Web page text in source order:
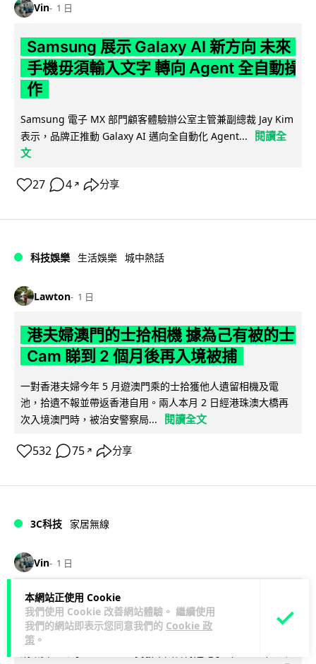
本網站正使用 Cookie
我們使用 Cookie 改善網站體驗。 繼續使用
我們的網站即表示您同意我們的 Cookie 政
策 。
Vin 1 日
Samsung 展示 Galaxy AI 新方向 未來
手機毋須輸入文字 轉向 Agent 全自動操
作
Samsung 電子 MX 部門顧客體驗辦公室主管兼副總裁 Jay Kim
表示，品牌正推動 Galaxy AI 邁向全自動化 Agent...
閱讀全
文
27 4 ↗ 分享
科技娛樂 生活娛樂 城中熱話
Lawton 1 日
港夫婦澳門的士拾相機 據為己有被的士
Cam 睇到 2 個月後再入境被捕
一對香港夫婦今年 5 月遊澳門乘的士拾獲他人遺留相機及電
池，拾遺不報並帶返香港自用。兩人本月 2 日經港珠澳大橋再
次入境澳門時，被治安警察局...
閱讀全文
532 75 ↗ 分享
3C科技 家居無線
Vin 1 日
逾 20 款平價路由器爆後門 每 35 秒自
動連線回中國 全球 10 萬用家私隱堪憂